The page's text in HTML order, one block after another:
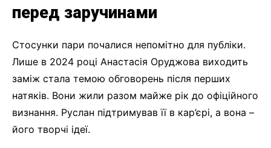
перед заручинами
Стосунки пари почалися непомітно для публіки.
Лише в 2024 році Анастасія Оруджова виходить
заміж стала темою обговорень після перших
натяків. Вони жили разом майже рік до офіційного
визнання. Руслан підтримував її в кар’єрі, а вона –
його творчі ідеї.